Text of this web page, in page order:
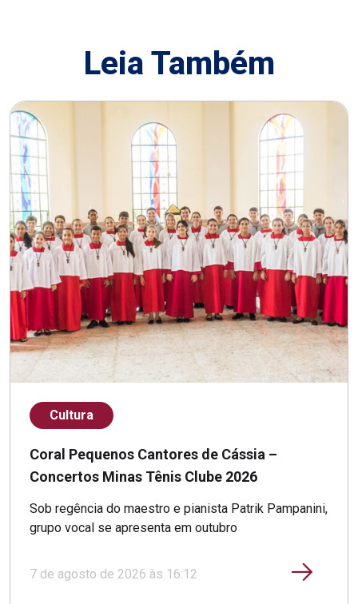
Leia Também
Cultura
Coral Pequenos Cantores de Cássia –
Concertos Minas Tênis Clube 2026
Sob regência do maestro e pianista Patrik Pampanini,
grupo vocal se apresenta em outubro
7 de agosto de 2026 às 16:12